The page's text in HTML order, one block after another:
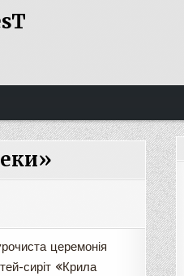
церемонія
сиріт «Крила